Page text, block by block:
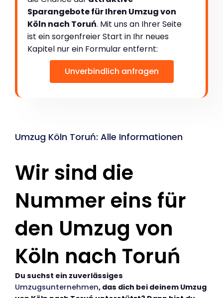
Sparangebote für Ihren Umzug von
Köln nach Toruń. Mit uns an Ihrer Seite
ist ein sorgenfreier Start in Ihr neues
Kapitel nur ein Formular entfernt:
Unverbindlich anfragen
Umzug Köln Toruń: Alle Informationen
Wir sind die
Nummer eins für
den Umzug von
Köln nach Toruń
Du suchst ein zuverlässiges
Umzugsunternehmen, das dich bei deinem Umzug